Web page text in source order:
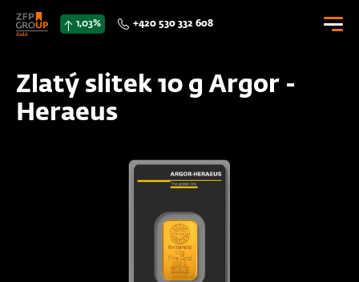
1,03% +420 530 332 608
CENÍK
DOKUMENTY
KONTAKTY
0
Zlatý slitek 10 g Argor -
Heraeus